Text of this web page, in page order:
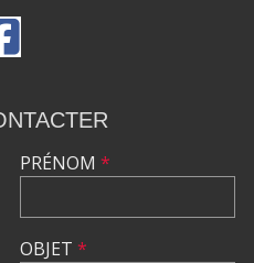
PRÉNOM *
OBJET *